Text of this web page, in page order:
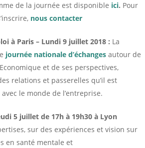
de la journée est disponible ici. Pour
nous contacter
à Paris – Lundi 9 juillet 2018 : La
journée nationale d’échanges autour de
et de ses perspectives,
relations et passerelles qu’il est
le monde de l’entreprise.
5 juillet de 17h à 19h30 à Lyon
sur des expériences et vision sur
en santé mentale et